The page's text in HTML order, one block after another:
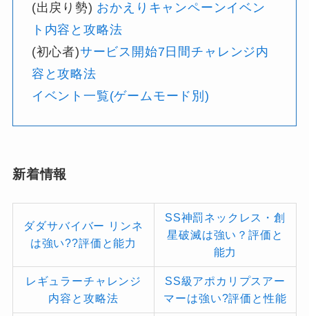
(出戻り勢) おかえりキャンペーンイベン
ト内容と攻略法
(初心者)サービス開始7日間チャレンジ内
容と攻略法
イベント一覧(ゲームモード別)
新着情報
ダダサバイバー リンネ
は強い??評価と能力
SS神罰ネックレス・創
星破滅は強い？評価と
能力
レギュラーチャレンジ
内容と攻略法
SS級アポカリプスアー
マーは強い?評価と性能